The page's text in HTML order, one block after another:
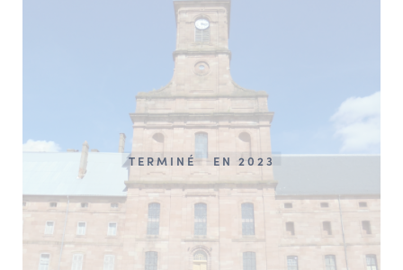
TERMINÉ EN 2023